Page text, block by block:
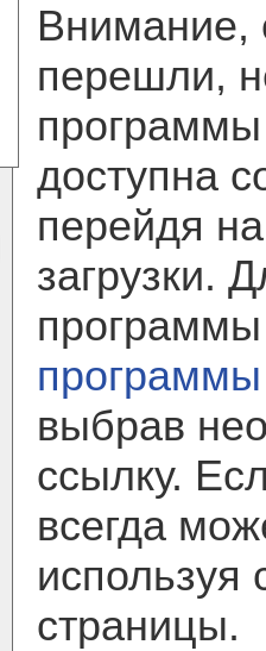
Внимание,
перешли,
доступна
перейдя
загрузки.
программы
выбрав
ссылку.
всегда
используя
страницы.